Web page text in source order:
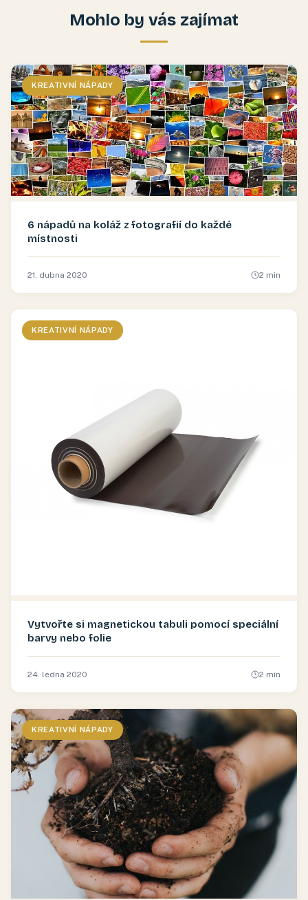
Mohlo by vás zajímat
KREATIVNÍ NÁPADY
6 nápadů na koláž z fotografií do každé
místnosti
21. dubna 2020 2 min
KREATIVNÍ NÁPADY
Vytvořte si magnetickou tabuli pomocí speciální
barvy nebo folie
24. ledna 2020 2 min
KREATIVNÍ NÁPADY